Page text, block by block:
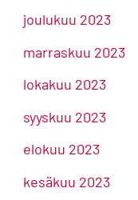
joulukuu 2023
marraskuu 2023
lokakuu 2023
syyskuu 2023
elokuu 2023
kesäkuu 2023